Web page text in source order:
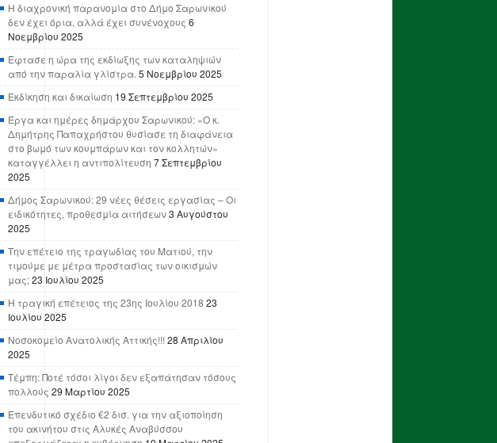
Η διαχρονική παρανομία στο Δήμο Σαρωνικού
δεν έχει όρια, αλλά έχει συνένοχους 6
Νοεμβρίου 2025
Έφτασε η ώρα της εκδίωξης των καταληψιών
από την παραλία γλίστρα. 5 Νοεμβρίου 2025
Εκδίκηση και δικαίωση 19 Σεπτεμβρίου 2025
Έργα και ημέρες δημάρχου Σαρωνικού: «Ο κ.
Δημήτρης Παπαχρήστου θυσίασε τη διαφάνεια
στο βωμό των κουμπάρων και τον κολλητών»
καταγγέλλει η αντιπολίτευση 7 Σεπτεμβρίου
2025
Δήμος Σαρωνικού: 29 νέες θέσεις εργασίας – Οι
ειδικότητες, προθεσμία αιτήσεων3 Αυγούστου
2025
Την επέτειο της τραγωδίας του Ματιού, την
τιμούμε με μέτρα προστασίας των οικισμών
μας;23 Ιουλίου 2025
Η τραγική επέτειος της 23ης Ιουλίου 2018 23
Ιουλίου 2025
Νοσοκομείο Ανατολικής Αττικής!!! 28 Απριλίου
2025
Τέμπη: Ποτέ τόσοι λίγοι δεν εξαπάτησαν τόσους
πολλούς 29 Μαρτίου 2025
Επενδυτικό σχέδιο €2 δισ. για την αξιοποίηση
του ακινήτου στις Αλυκές Αναβύσσου